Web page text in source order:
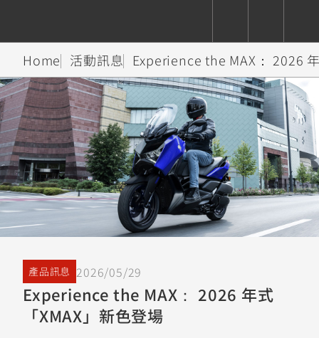
依風格 依排氣量
Super
Sport
Hyper
Naked
Sport
Heritage
YZF-R9
550+
550+
YZF-R3
MT-
09
Y-
AMT
MT-
09
550+
MT-
XSR
700
155
依風格 依排氣量
Premium Sport FashionAdventure Family
TMAX
550+
251~549
NMAX
CYGNUS
XR
150
CYGNUS
X
125
Limi
125
BW'S
125
AXIS
Z /
125
JOG
CUXiE
2.5 kw
追蹤愛車
我的愛車 瀏覽紀錄
Home 活動訊息 Experience the MAX： 2026
產品訊息 2026/05/29
Experience the MAX： 2026 年式
「XMAX」新色登場